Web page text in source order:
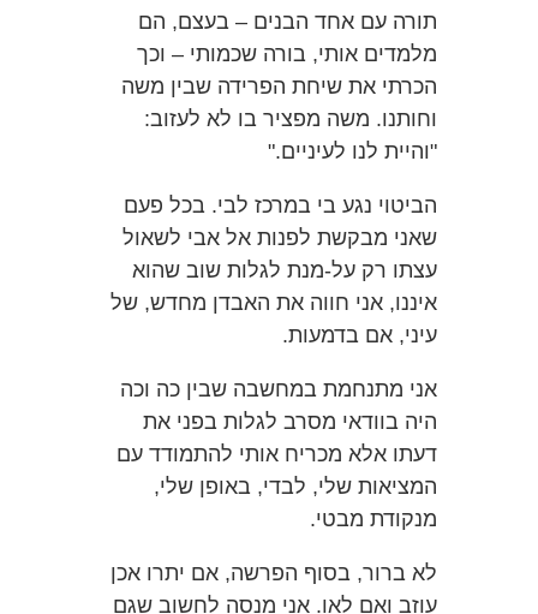
תורה עם אחד הבנים – בעצם, הם
מלמדים אותי, בורה שכמותי – וכך
הכרתי את שיחת הפרידה שבין משה
וחותנו. משה מפציר בו לא לעזוב:
"והיית לנו לעיניים."
הביטוי נגע בי במרכז לבי. בכל פעם
שאני מבקשת לפנות אל אבי לשאול
עצתו רק על-מנת לגלות שוב שהוא
איננו, אני חווה את האבדן מחדש, של
עיני, אם בדמעות.
אני מתנחמת במחשבה שבין כה וכה
היה בוודאי מסרב לגלות בפני את
דעתו אלא מכריח אותי להתמודד עם
המציאות שלי, לבדי, באופן שלי,
מנקודת מבטי.
לא ברור, בסוף הפרשה, אם יתרו אכן
עוזב ואם לאו. אני מנסה לחשוב שגם